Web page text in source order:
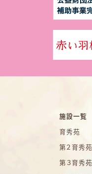
施設一覧
育秀苑
第２育秀苑
第３育秀苑